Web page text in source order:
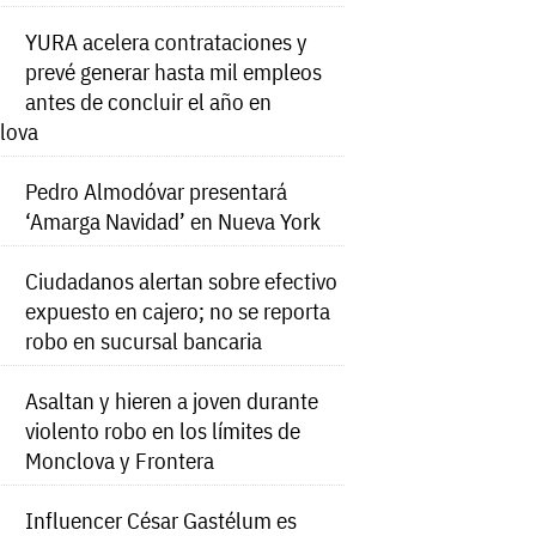
YURA acelera contrataciones y
prevé generar hasta mil empleos
antes de concluir el año en
Pedro Almodóvar presentará
‘Amarga Navidad’ en Nueva York
Ciudadanos alertan sobre efectivo
expuesto en cajero; no se reporta
robo en sucursal bancaria
Asaltan y hieren a joven durante
violento robo en los límites de
Monclova y Frontera
Influencer César Gastélum es